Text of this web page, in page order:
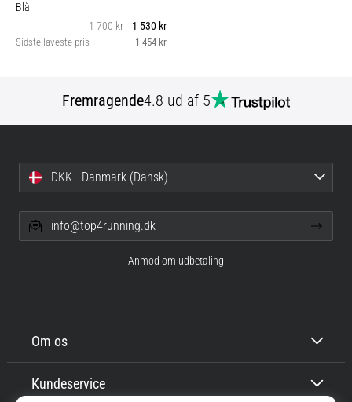
Blå
1 700 kr
1 530 kr
Sidste laveste pris 1 454 kr
Fremragende4.8 ud af 5
Om os
Kundeservice
DKK - Danmark (Dansk)
info@top4running.dk
Anmod om udbetaling